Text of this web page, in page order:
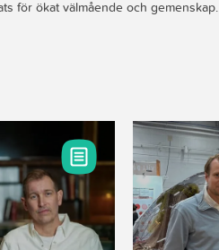
för ökat välmående och gemenskap.